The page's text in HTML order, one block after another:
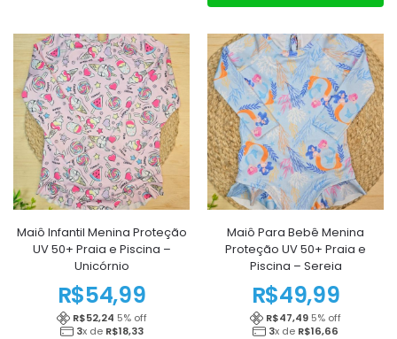
Maiô Infantil Menina Proteção
UV 50+ Praia e Piscina –
Unicórnio
R$54,99
R$52,24 5% off
3x de R$18,33
Maiô Para Bebê Menina
Proteção UV 50+ Praia e
Piscina – Sereia
R$49,99
R$47,49 5% off
3x de R$16,66